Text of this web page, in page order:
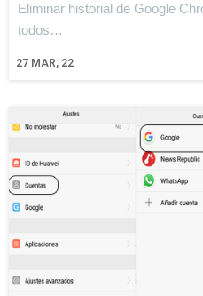
27 MAR, 22
Eliminar historial de Google
todos…